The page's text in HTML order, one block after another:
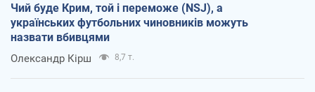
Чий буде Крим, той і переможе (NSJ), а
українських футбольних чиновників можуть
назвати вбивцями
Олександр Кірш 8,7 т.